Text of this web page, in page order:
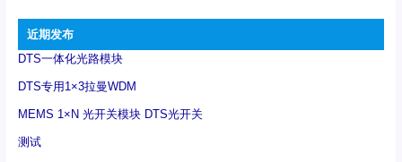
近期发布
DTS一体化光路模块
DTS专用1×3拉曼WDM
MEMS 1×N 光开关模块 DTS光开关
测试